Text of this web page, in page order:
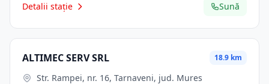
Detalii stație Sună
ALTIMEC SERV SRL 18.9 km
Str. Rampei, nr. 16, Tarnaveni, jud. Mures